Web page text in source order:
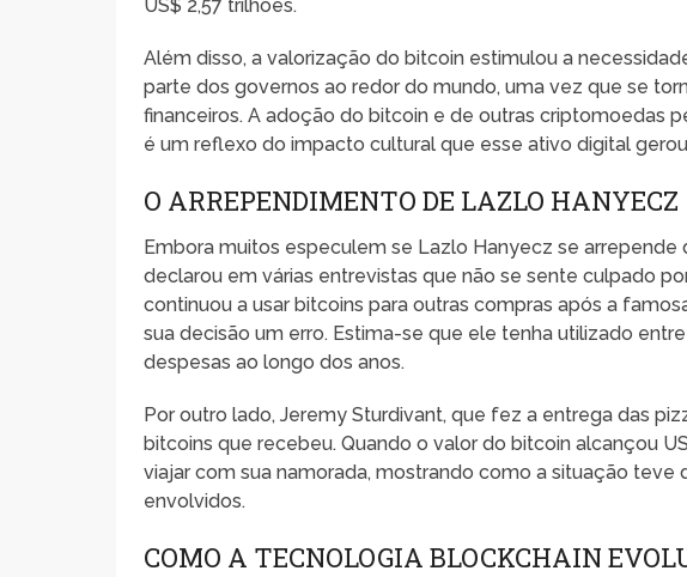
US$ 2,57 trilhões.
Além disso, a valorização do bitcoin estimulou a
parte dos governos ao redor do mundo, uma vez que se
financeiros. A adoção do bitcoin e de outras criptomoedas
é um reflexo do impacto cultural que esse ativo digital
O ARREPENDIMENTO DE LAZLO HANYECZ
Embora muitos especulem se Lazlo Hanyecz se arrepende
declarou em várias entrevistas que não se sente culpado
continuou a usar bitcoins para outras compras após a
sua decisão um erro. Estima-se que ele tenha utilizado
despesas ao longo dos anos.
Por outro lado, Jeremy Sturdivant, que fez a entrega das
bitcoins que recebeu. Quando o valor do bitcoin alcançou
viajar com sua namorada, mostrando como a situação
envolvidos.
COMO A TECNOLOGIA BLOCKCHAIN